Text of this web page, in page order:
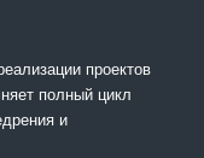
проектов
полный цикл
и